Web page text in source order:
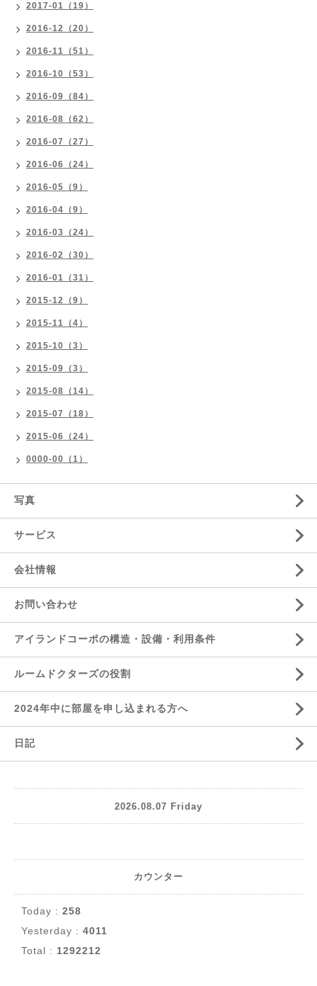
2017-01（19）
2016-12（20）
2016-11（51）
2016-10（53）
2016-09（84）
2016-08（62）
2016-07（27）
2016-06（24）
2016-05（9）
2016-04（9）
2016-03（24）
2016-02（30）
2016-01（31）
2015-12（9）
2015-11（4）
2015-10（3）
2015-09（3）
2015-08（14）
2015-07（18）
2015-06（24）
0000-00（1）
写真
サービス
会社情報
お問い合わせ
アイランドコーポの構造・設備・利用条件
ルームドクターズの役割
2024年中に部屋を申し込まれる方へ
日記
2026.08.07 Friday
カウンター
Today : 258
Yesterday : 4011
Total : 1292212